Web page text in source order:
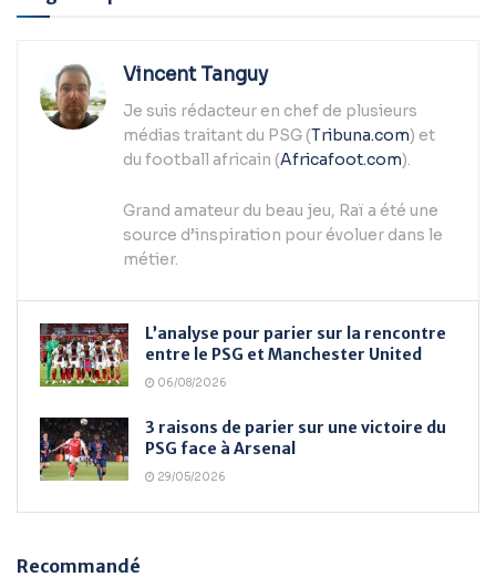
Vincent Tanguy
Je suis rédacteur en chef de plusieurs
médias traitant du PSG (Tribuna.com) et
du football africain (Africafoot.com).
Grand amateur du beau jeu, Raï a été une
source d’inspiration pour évoluer dans le
métier.
L’analyse pour parier sur la rencontre
entre le PSG et Manchester United
06/08/2026
3 raisons de parier sur une victoire du
PSG face à Arsenal
29/05/2026
Recommandé